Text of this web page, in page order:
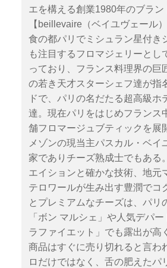
エを構える創業1980年のブラン
【beillevaire（ベイユヴェール）
食の都パリでミシュラン星付き
も注目するフロマジェリーとし
っており、フランス料理界の巨
の若き天才スターシェフ達が指
ドで、パリの名だたる超高級ホ
達。現在パリをはじめフランス
舗フロマージュブティックを展
メゾンの現当主パスカル・ベイ
家でありチーズ熟成士でもある
エイションと確かな技術、地元
テロワールが生み出す豊潤でコ
とプレミアムなチーズは、パリ
「ボン マルシェ」や人気デパ
ラファイエット」でも露出が高
商品はすぐに売り切れると言わ
ロだけではなく、舌の肥えたパ